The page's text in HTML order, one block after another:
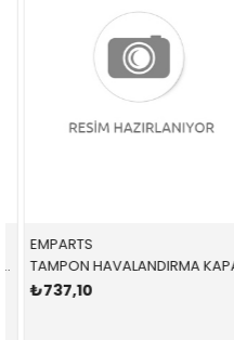
EMPARTS
TAMPON HAVALANDIRMA KAPAĞI / L G20 51748079721 51748079721 51748079721 G20
₺737,10